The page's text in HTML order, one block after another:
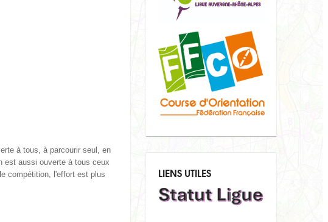
à tous, à parcourir seul, en
est aussi ouverte à tous ceux
compétition, l'effort est plus
LIENS UTILES